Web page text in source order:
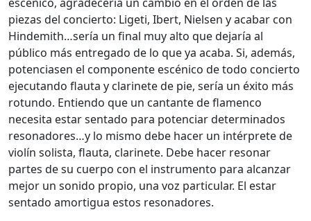
piezas del concierto: Ligeti, Ibert, Nielsen y acabar con
Hindemith…sería un final muy alto que dejaría al
público más entregado de lo que ya acaba. Si, además,
potenciasen el componente escénico de todo concierto
ejecutando flauta y clarinete de pie, sería un éxito más
rotundo. Entiendo que un cantante de flamenco
necesita estar sentado para potenciar determinados
resonadores…y lo mismo debe hacer un intérprete de
violín solista, flauta, clarinete. Debe hacer resonar
partes de su cuerpo con el instrumento para alcanzar
mejor un sonido propio, una voz particular. El estar
sentado amortigua estos resonadores.